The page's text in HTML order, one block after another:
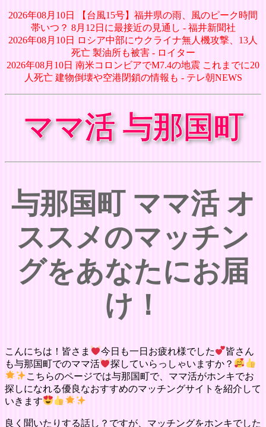
2026年08月10日 【台風15号】福井県の雨、風のピーク時間
帯いつ？ 8月12日に最接近の見通し - 福井新聞社
2026年08月10日 ロシア中部にウクライナ無人機攻撃、13人
死亡 製油所も被害 - ロイター
2026年08月10日 南米コロンビアでM7.4の地震 これまでに20
人死亡 建物倒壊や空港閉鎖の情報も - テレ朝NEWS
ママ活 与那国町
与那国町 ママ活 オ
ススメのマッチン
グをあなたにお届
け！
こんにちは！皆さま 今日も一日お疲れ様でした
皆さん
も与那国町でのママ活
探していらっしゃいますか？
こちらのページでは与那国町で、ママ活がホンキでお
探しになれる優良なおすすめのマッチングサイトを紹介して
いきます
良く聞いたりする話し？ですが、マッチングをホンキでした